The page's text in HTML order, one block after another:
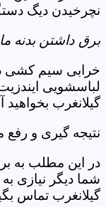
نچرخیدن دیگ
برق داشتن بدنه
خرابی سیم کشی
لباسشویی
گیلانغرب بخواهید
نتیجه گیری و
در این مطلب به
شما دیگر نیازی
گیلانغرب تماس